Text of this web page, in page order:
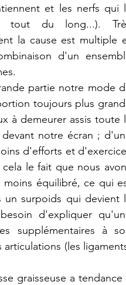
et les nerfs qui
tout du long...).
la cause est multiple
d'un
partie notre mode
toujours plus
à demeurer assis toute
notre écran ;
d'efforts et
le fait que nous
moins équilibré, ce qui
surpoids qui devient
d'expliquer
supplémentaires à
(les
graisseuse a tendance